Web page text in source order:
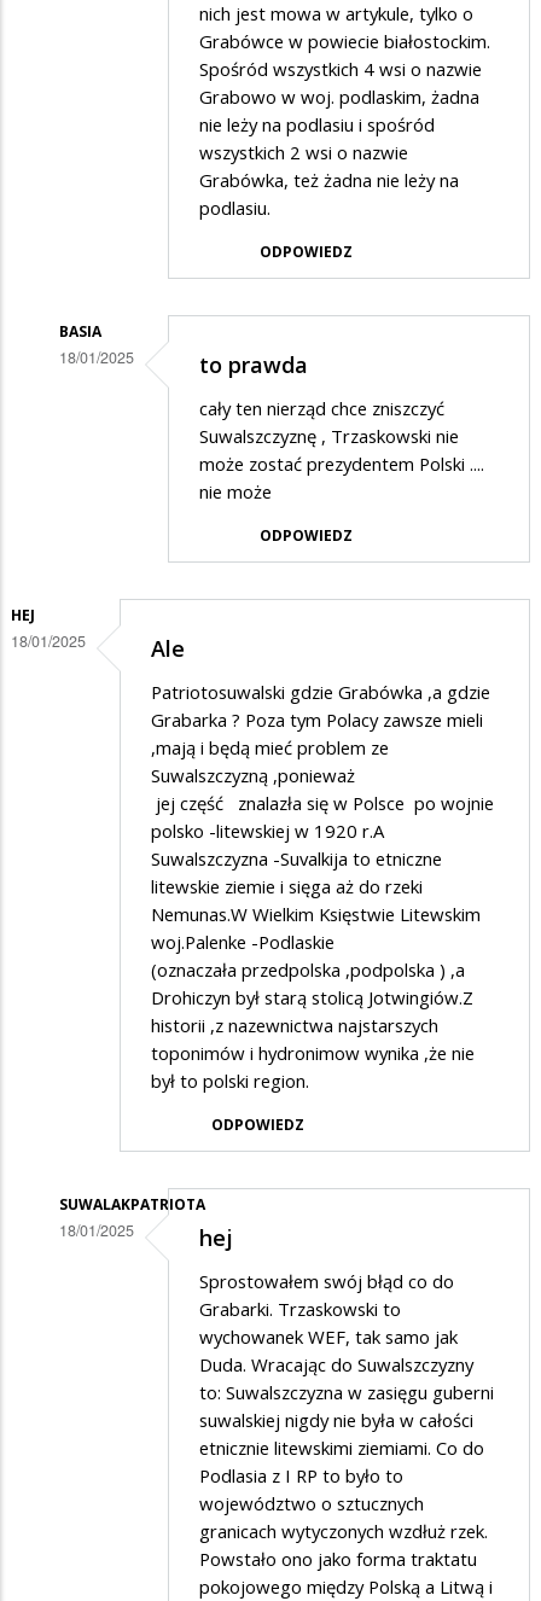
nich jest mowa w artykule, tylko o
Grabówce w powiecie białostockim.
Spośród wszystkich 4 wsi o nazwie
Grabowo w woj. podlaskim, żadna
nie leży na podlasiu i spośród
wszystkich 2 wsi o nazwie
Grabówka, też żadna nie leży na
podlasiu.
ODPOWIEDZ
BASIA
18/01/2025
SuwalakPatriota
to prawda
cały ten nierząd chce zniszczyć
Suwalszczyznę , Trzaskowski nie
może zostać prezydentem Polski ....
nie może
ODPOWIEDZ
HEJ
18/01/2025 Ale
Patriotosuwalski gdzie Grabówka ,a gdzie
Grabarka ? Poza tym Polacy zawsze mieli
,mają i będą mieć problem ze
Suwalszczyzną ,ponieważ
jej część znalazła się w Polsce po wojnie
polsko -litewskiej w 1920 r.A
Suwalszczyzna -Suvalkija to etniczne
litewskie ziemie i sięga aż do rzeki
Nemunas.W Wielkim Księstwie Litewskim
woj.Palenke -Podlaskie
(oznaczała przedpolska ,podpolska ) ,a
Drohiczyn był starą stolicą Jotwingiów.Z
historii ,z nazewnictwa najstarszych
toponimów i hydronimow wynika ,że nie
był to polski region.
ODPOWIEDZ
SUWALAKPATRIOTA
18/01/2025 hej
Sprostowałem swój błąd co do
Grabarki. Trzaskowski to
wychowanek WEF, tak samo jak
Duda. Wracając do Suwalszczyzny
to: Suwalszczyzna w zasięgu guberni
suwalskiej nigdy nie była w całości
etnicznie litewskimi ziemiami. Co do
Podlasia z I RP to było to
województwo o sztucznych
granicach wytyczonych wzdłuż rzek.
Powstało ono jako forma traktatu
pokojowego między Polską a Litwą i